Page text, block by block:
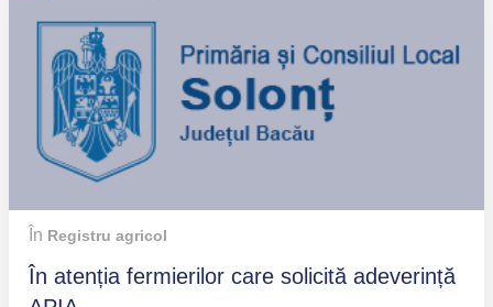
În Registru agricol
În atenția fermierilor care solicită adeverință